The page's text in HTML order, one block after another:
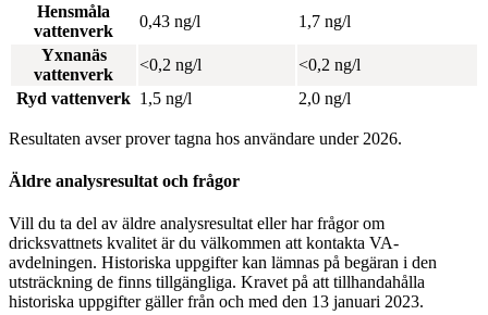
Hensmåla
vattenverk
0,43 ng/l
1,7 ng/l
Yxnanäs
vattenverk
<0,2 ng/l
<0,2 ng/l
Ryd vattenverk 1,5 ng/l 2,0 ng/l
Resultaten avser prover tagna hos användare under 2026.
Äldre analysresultat och frågor
Vill du ta del av äldre analysresultat eller har frågor om
dricksvattnets kvalitet är du välkommen att kontakta VA-
avdelningen. Historiska uppgifter kan lämnas på begäran i den
utsträckning de finns tillgängliga. Kravet på att tillhandahålla
historiska uppgifter gäller från och med den 13 januari 2023.